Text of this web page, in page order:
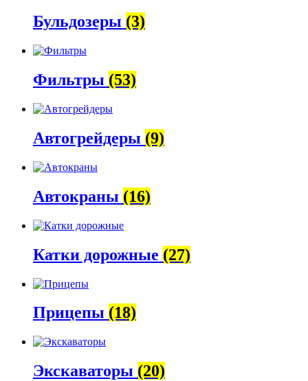
Бульдозеры (3)
Фильтры (53)
Автогрейдеры (9)
Автокраны (16)
Катки дорожные (27)
Прицепы (18)
Экскаваторы (20)